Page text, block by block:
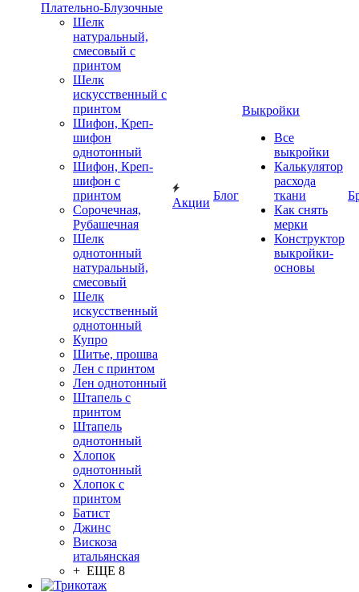
Плательно-Блузочные
Шелк
натуральный,
смесовый с
принтом
Шелк
искусственный с
принтом
Шифон, Креп-
шифон
однотонный
Шифон, Креп-
шифон с
принтом
Сорочечная,
Рубашечная
Шелк
однотонный
натуральный,
смесовый
Шелк
искусственный
однотонный
Купро
Шитье, прошва
Лен с принтом
Лен однотонный
Штапель с
принтом
Штапель
однотонный
Хлопок
однотонный
Хлопок с
принтом
Батист
Джинс
Вискоза
итальянская
+ ЕЩЕ 8
Акции
Блог
Выкройки
Все
выкройки
Калькулятор
расхода
ткани
Как снять
мерки
Конструктор
выкройки-
основы